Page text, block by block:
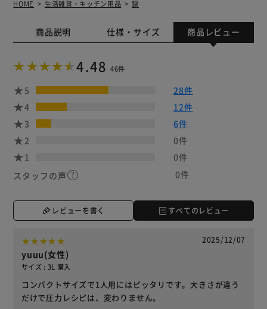
HOME 生活雑貨・キッチン用品 鍋
商品説明 仕様・サイズ 商品レビュー
4.48 46件
5
28件
4
12件
3
6件
2
0件
1
0件
スタッフの声
0件
レビューを書く すべてのレビュー
2025/12/07
yuuu(女性)
サイズ : 3L 購入
コンパクトサイズで1人用にはピッタリです。大きさが違う
だけで圧力レシピは、変わりません。